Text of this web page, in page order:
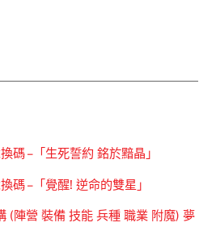
碼 –「生死誓約 銘於黯晶」
碼 –「覺醒! 逆命的雙星」
(陣營 裝備 技能 兵種 職業 附魔) 夢